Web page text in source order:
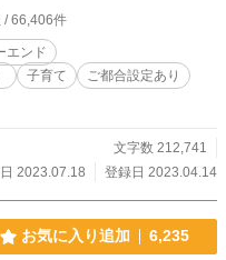
するとこを言ってくるし…。 本
んですけど！ ※視点がち
って知識で書いてます。 エー
/ 66,406件
エンド
子育て
ご都合設定あり
文字数 212,741
2023.07.18
登録日 2023.04.14
お気に入り追加 6,235